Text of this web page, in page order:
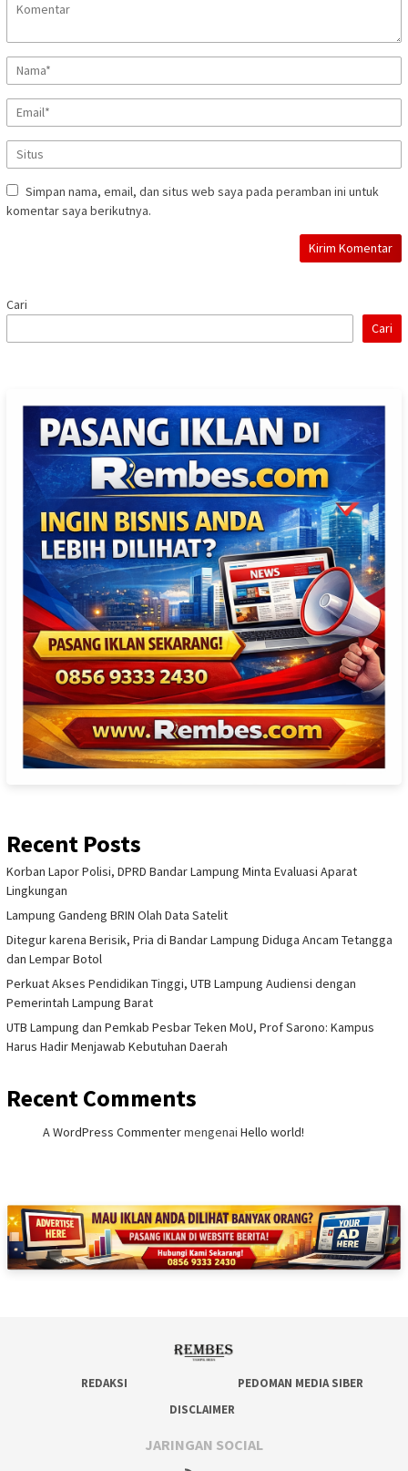
Simpan nama, email, dan situs web saya pada peramban ini untuk
komentar saya berikutnya.
Cari
Cari
Recent Posts
Korban Lapor Polisi, DPRD Bandar Lampung Minta Evaluasi Aparat
Lingkungan
Lampung Gandeng BRIN Olah Data Satelit
Ditegur karena Berisik, Pria di Bandar Lampung Diduga Ancam Tetangga
dan Lempar Botol
Perkuat Akses Pendidikan Tinggi, UTB Lampung Audiensi dengan
Pemerintah Lampung Barat
UTB Lampung dan Pemkab Pesbar Teken MoU, Prof Sarono: Kampus
Harus Hadir Menjawab Kebutuhan Daerah
Recent Comments
A WordPress Commentermengenai Hello world!
REDAKSI
PEDOMAN MEDIA SIBER
DISCLAIMER
JARINGAN SOCIAL